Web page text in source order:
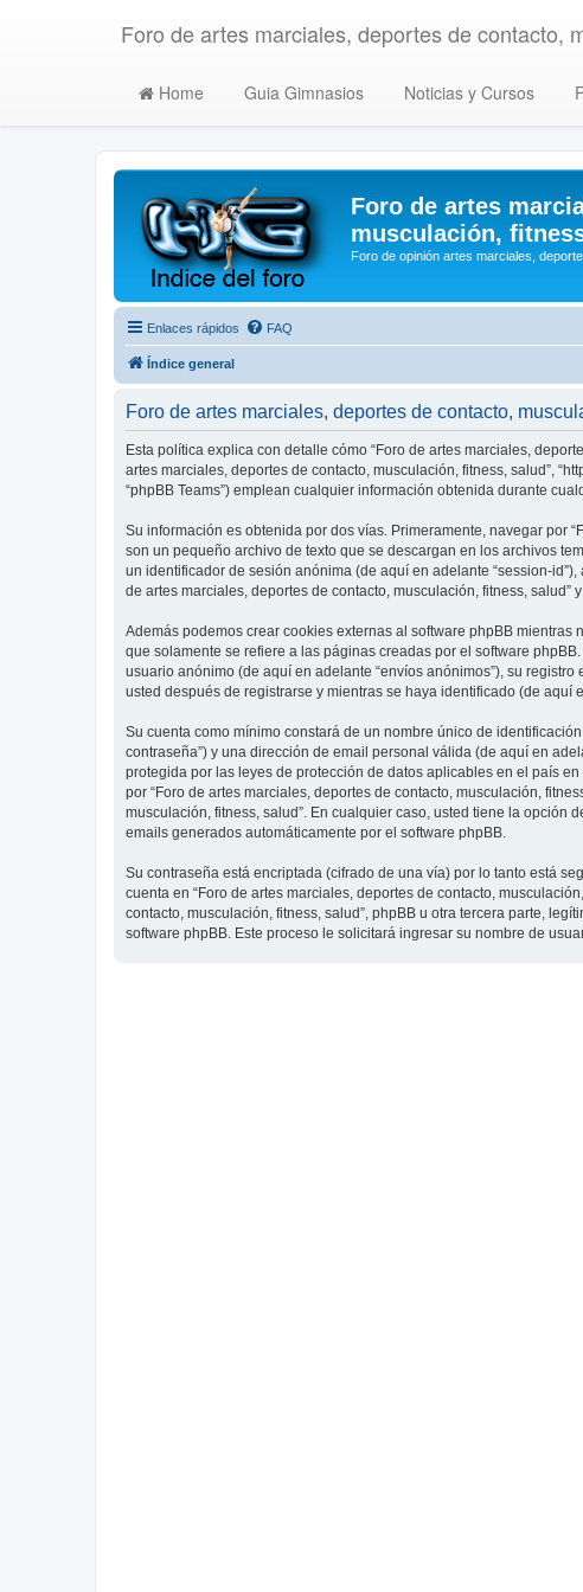
Foro de artes marciales, deportes de contacto,
Home Guia Gimnasios Noticias y Cursos
Foro de artes
musculación,
Foro de opinión artes marciales,
Enlaces rápidos FAQ
Índice general
Foro de artes marciales, deportes de contacto,
Esta política explica con detalle cómo “Foro de artes marciales,
artes marciales, deportes de contacto, musculación, fitness, salud”,
“phpBB Teams”) emplean cualquier información obtenida durante
Su información es obtenida por dos vías. Primeramente, navegar por
son un pequeño archivo de texto que se descargan en los archivos
un identificador de sesión anónima (de aquí en adelante “session-
de artes marciales, deportes de contacto, musculación, fitness,
Además podemos crear cookies externas al software phpBB
que solamente se refiere a las páginas creadas por el software
usuario anónimo (de aquí en adelante “envíos anónimos”), su
usted después de registrarse y mientras se haya identificado (de aquí
Su cuenta como mínimo constará de un nombre único de
contraseña”) y una dirección de email personal válida (de aquí en
protegida por las leyes de protección de datos aplicables en el país
por “Foro de artes marciales, deportes de contacto, musculación,
musculación, fitness, salud”. En cualquier caso, usted tiene la opción
emails generados automáticamente por el software phpBB.
Su contraseña está encriptada (cifrado de una vía) por lo tanto está
cuenta en “Foro de artes marciales, deportes de contacto,
contacto, musculación, fitness, salud”, phpBB u otra tercera parte,
software phpBB. Este proceso le solicitará ingresar su nombre de